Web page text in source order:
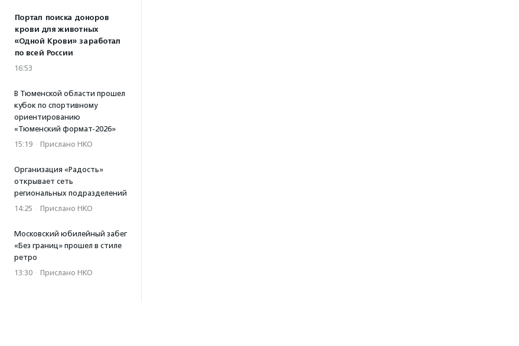
Портал поиска доноров
крови для животных
«Одной Крови» заработал
по всей России
16:53
В Тюменской области прошел
кубок по спортивному
ориентированию
«Тюменский формат-2026»
15:19 · Прислано НКО
Организация «Радость»
открывает сеть
региональных подразделений
14:25 · Прислано НКО
Московский юбилейный забег
«Без границ» прошел в стиле
ретро
13:30 · Прислано НКО